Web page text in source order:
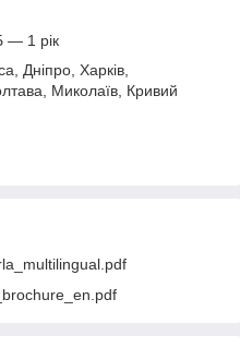
— 1 рік
Дніпро, Харків,
Миколаїв, Кривий